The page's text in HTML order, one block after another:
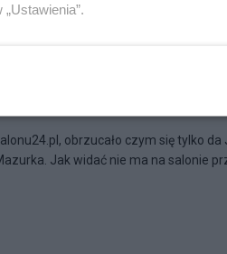
Janinę
obrzucało czym się tylko da
Jak widać nie ma na salonie